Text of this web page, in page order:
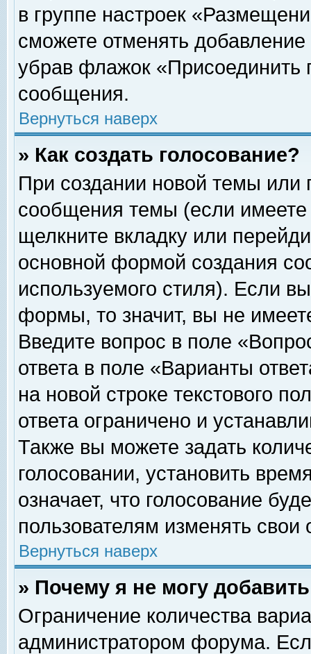
в группе настроек
сможете отменять
убрав флажок «Присоединить
сообщения.
Вернуться наверх
» Как создать голосование?
При создании новой темы или
сообщения темы (если
щелкните вкладку или
основной формой создания
используемого стиля). Если
формы, то значит, вы не
Введите вопрос в поле
ответа в поле «Варианты
на новой строке текстового
ответа ограничено и
Также вы можете задать
голосовании, установить
означает, что голосование
пользователям изменять свои
Вернуться наверх
» Почему я не могу
Ограничение количества
администратором форума.